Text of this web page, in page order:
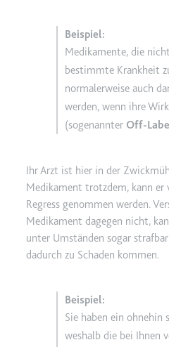
Medikamente, die
bestimmte Krankheit
normalerweise auch
werden, wenn ihre
(sogenannter Off-
Ihr Arzt ist hier in der
Medikament trotzdem, kann er
Regress genommen werden.
Medikament dagegen nicht,
unter Umständen sogar
dadurch zu Schaden kommen.
Sie haben ein ohnehin
weshalb die bei Ihnen